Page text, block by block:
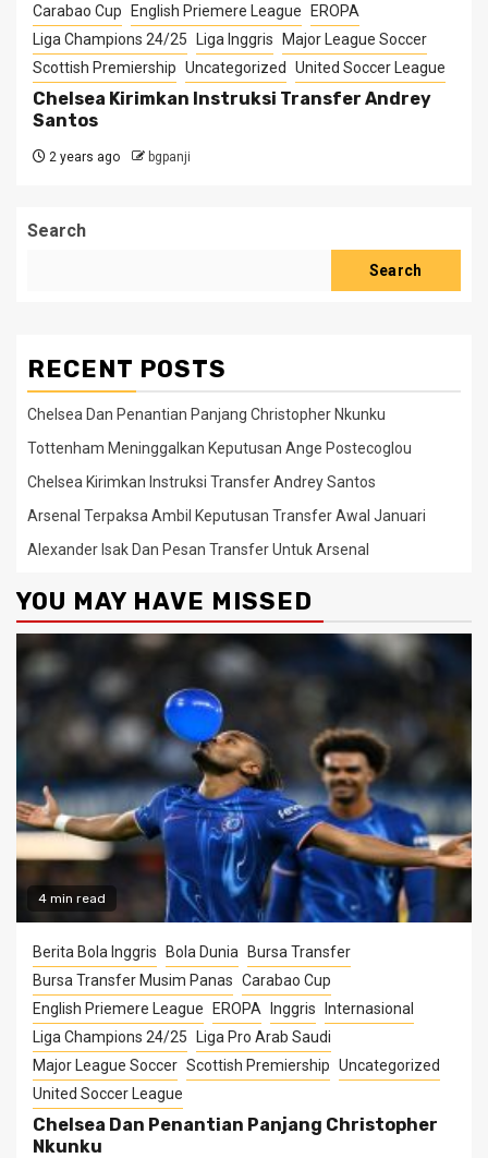
Carabao Cup
English Priemere League
EROPA
Liga Champions 24/25
Liga Inggris
Major League Soccer
Scottish Premiership Uncategorized United Soccer League
Chelsea Kirimkan Instruksi Transfer Andrey
Santos
2 years ago bgpanji
Search
Search
RECENT POSTS
Chelsea Dan Penantian Panjang Christopher Nkunku
Tottenham Meninggalkan Keputusan Ange Postecoglou
Chelsea Kirimkan Instruksi Transfer Andrey Santos
Arsenal Terpaksa Ambil Keputusan Transfer Awal Januari
Alexander Isak Dan Pesan Transfer Untuk Arsenal
YOU MAY HAVE MISSED
4 min read
Berita Bola Inggris Bola Dunia
Bursa Transfer
Bursa Transfer Musim Panas Carabao Cup
English Priemere League
EROPA Inggris
Internasional
Liga Champions 24/25
Liga Pro Arab Saudi
Major League Soccer Scottish Premiership Uncategorized
United Soccer League
Chelsea Dan Penantian Panjang Christopher
Nkunku